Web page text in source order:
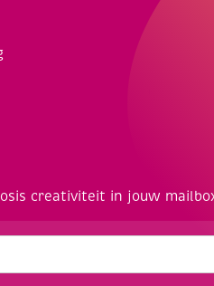
creativiteit in jouw